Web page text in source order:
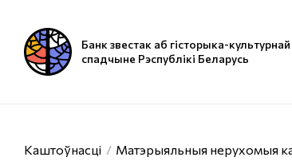
Банк звестак аб гісторыка-культурнай
спадчыне Рэспублікі Беларусь
Каштоўнасці Матэрыяльныя нерухомыя